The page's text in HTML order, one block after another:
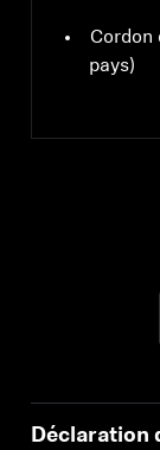
Cordon
pays)
Déclaration